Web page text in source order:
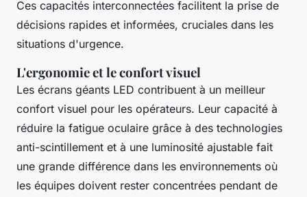
Ces capacités interconnectées facilitent la prise de
décisions rapides et informées, cruciales dans les
situations d'urgence.
L'ergonomie et le confort visuel
Les écrans géants LED contribuent à un meilleur
confort visuel pour les opérateurs. Leur capacité à
réduire la fatigue oculaire grâce à des technologies
anti-scintillement et à une luminosité ajustable fait
une grande différence dans les environnements où
les équipes doivent rester concentrées pendant de